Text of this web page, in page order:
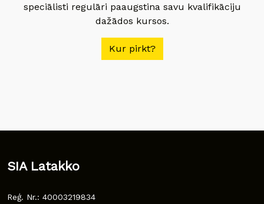
speciālisti regulāri paaugstina savu kvalifikāciju
dažādos kursos.
Kur pirkt?
SIA Latakko
Reģ. Nr.: 40003219834